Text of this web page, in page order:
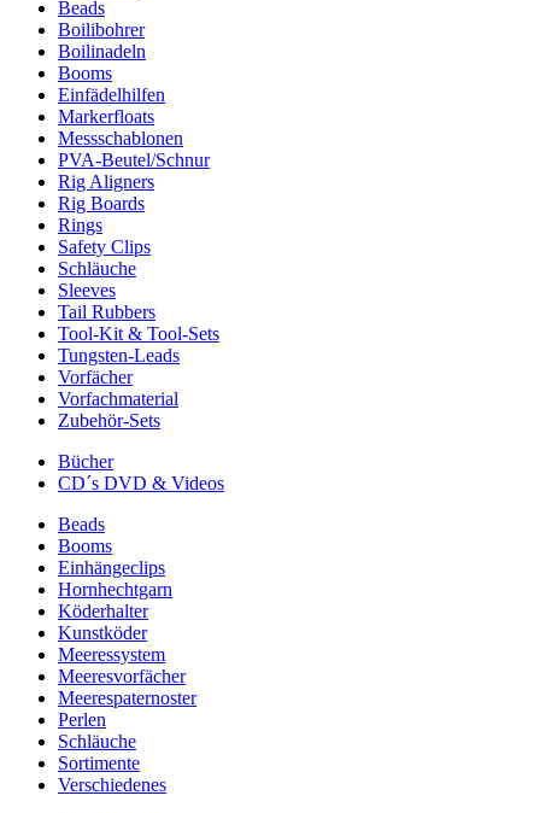
Beads
Boilibohrer
Boilinadeln
Booms
Einfädelhilfen
Markerfloats
Messschablonen
PVA-Beutel/Schnur
Rig Aligners
Rig Boards
Rings
Safety Clips
Schläuche
Sleeves
Tail Rubbers
Tool-Kit & Tool-Sets
Tungsten-Leads
Vorfächer
Vorfachmaterial
Zubehör-Sets
Bücher
CD´s DVD & Videos
Beads
Booms
Einhängeclips
Hornhechtgarn
Köderhalter
Kunstköder
Meeressystem
Meeresvorfächer
Meerespaternoster
Perlen
Schläuche
Sortimente
Verschiedenes